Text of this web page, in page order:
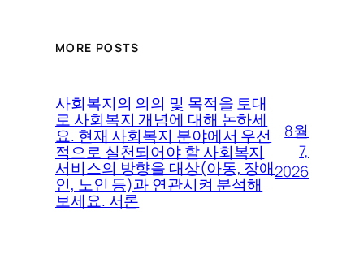
MORE POSTS
사회복지의 의의 및 목적을 토대
로 사회복지 개념에 대해 논하세
요. 현재 사회복지 분야에서 우선
적으로 실천되어야 할 사회복지
서비스의 방향을 대상(아동, 장애
인, 노인 등)과 연관시켜 분석해
보세요. 서론
8월
7,
2026